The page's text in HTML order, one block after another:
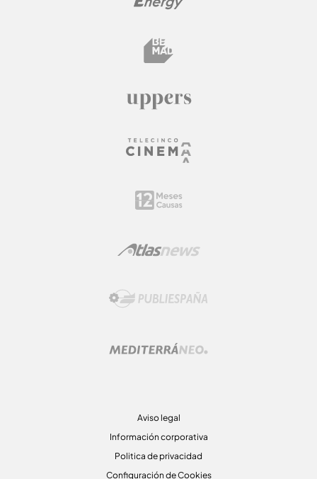
Aviso legal
Información corporativa
Politica de privacidad
Configuración de Cookies